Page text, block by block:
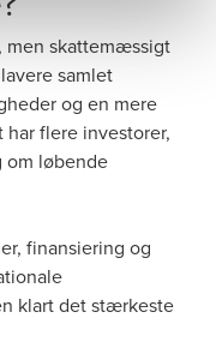
men skattemæssigt
samlet
og en mere
flere investorer,
om løbende
finansiering og
klart det stærkeste